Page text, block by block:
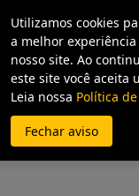
Utilizamos cookies
a melhor
nosso site. Ao
este site você aceita
Leia nossa Política
Fechar aviso